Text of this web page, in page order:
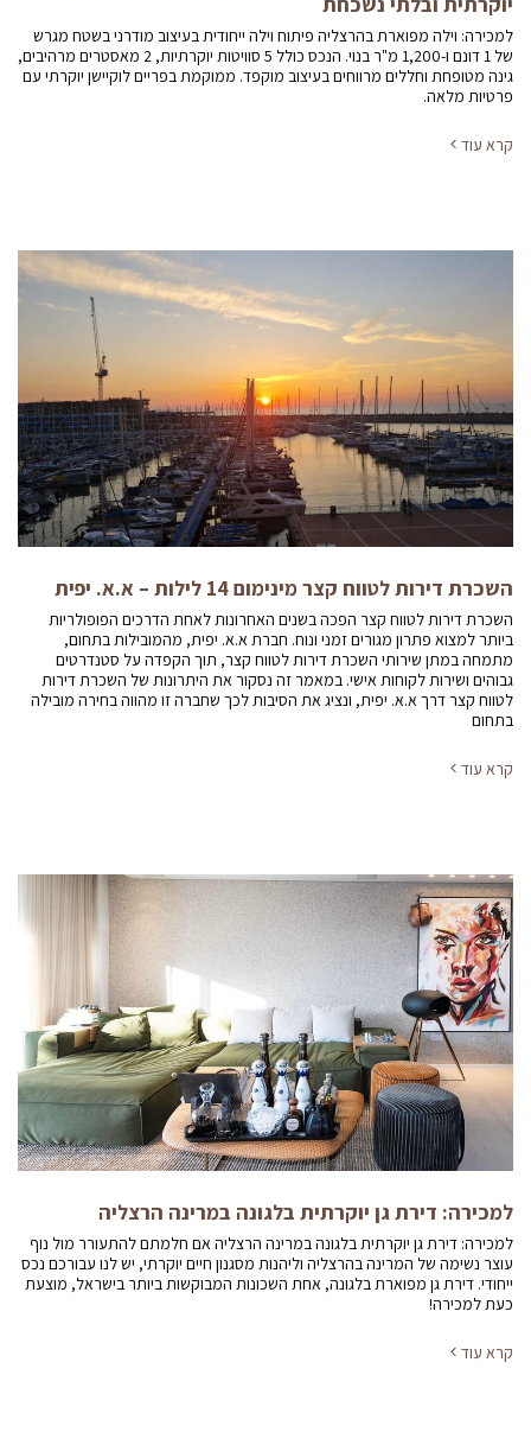
למכירה: וילה מפוארת בהרצליה פיתוח וילה ייחודית בעיצוב מודרני בשטח מגרש
של 1 דונם ו-1,200 מ"ר בנוי. הנכס כולל 5 סוויטות יוקרתיות, 2 מאסטרים מרהיבים,
גינה מטופחת וחללים מרווחים בעיצוב מוקפד. ממוקמת בפריים לוקיישן יוקרתי עם
פרטיות מלאה.
קרא עוד
השכרת דירות לטווח קצר מינימום 14 לילות – א.א. יפית
השכרת דירות לטווח קצר הפכה בשנים האחרונות לאחת הדרכים הפופולריות
ביותר למצוא פתרון מגורים זמני ונוח. חברת א.א. יפית, מהמובילות בתחום,
מתמחה במתן שירותי השכרת דירות לטווח קצר, תוך הקפדה על סטנדרטים
גבוהים ושירות לקוחות אישי. במאמר זה נסקור את היתרונות של השכרת דירות
לטווח קצר דרך א.א. יפית, ונציג את הסיבות לכך שחברה זו מהווה בחירה מובילה
בתחום
קרא עוד
למכירה: דירת גן יוקרתית בלגונה במרינה הרצליה
למכירה: דירת גן יוקרתית בלגונה במרינה הרצליה אם חלמתם להתעורר מול נוף
עוצר נשימה של המרינה בהרצליה וליהנות מסגנון חיים יוקרתי, יש לנו עבורכם נכס
ייחודי. דירת גן מפוארת בלגונה, אחת השכונות המבוקשות ביותר בישראל, מוצעת
כעת למכירה!
קרא עוד